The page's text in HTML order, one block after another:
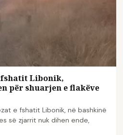
Libonik,
për shuarjen e flakëve
e fshatit Libonik, në bashkinë
së zjarrit nuk dihen ende,